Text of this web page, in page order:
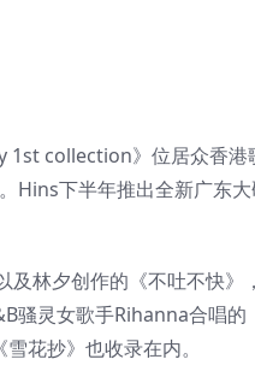
1st collection》位居众香港
Hins下半年推出全新广东
及林夕创作的《不吐不快》
骚灵女歌手Rihanna合唱
花抄》也收录在内。